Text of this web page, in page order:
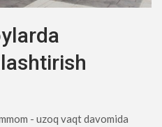
- uzoq vaqt davomida